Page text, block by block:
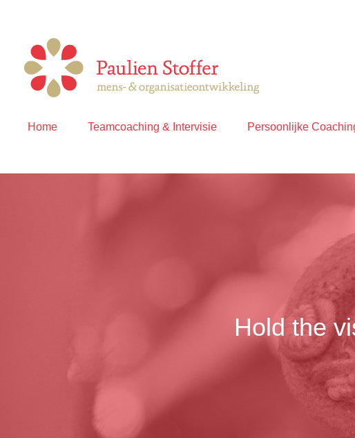
Home Teamcoaching & Intervisie Persoonlijke
Hold the